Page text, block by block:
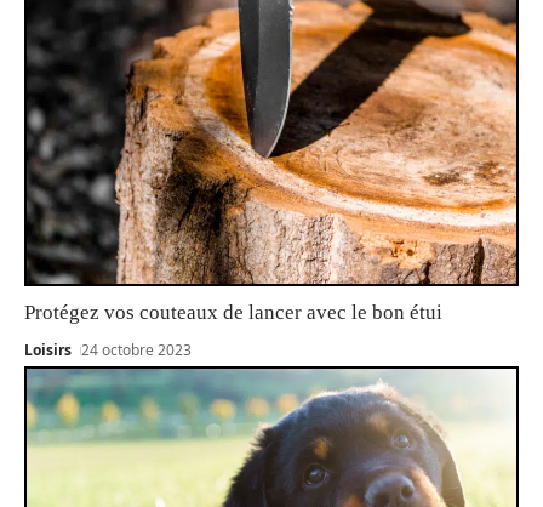
Protégez vos couteaux de lancer avec le bon étui
Loisirs 24 octobre 2023